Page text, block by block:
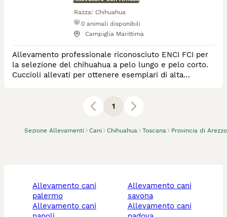
Sezione Allevamenti Cani Chihuahua Toscana Provincia di Arezzo
Razza: Chihuahua
0 animali disponibili
Campiglia Marittima
Allevamento professionale riconosciuto ENCI FCI per
la selezione del chihuahua a pelo lungo e pelo corto.
Cuccioli allevati per ottenere esemplari di alta
1
allevamento cani
palermo
allevamento cani
allevamento cani
savona
allevamento cani